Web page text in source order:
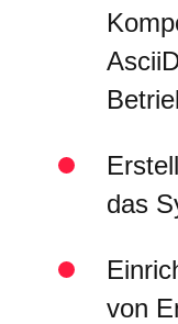
das
von